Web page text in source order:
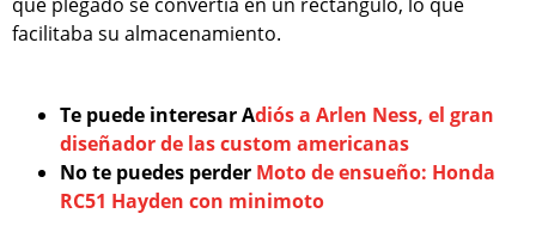
facilitaba su almacenamiento.
Te puede interesar Adiós a Arlen Ness, el gran
diseñador de las custom americanas
No te puedes perder Moto de ensueño: Honda
RC51 Hayden con minimoto